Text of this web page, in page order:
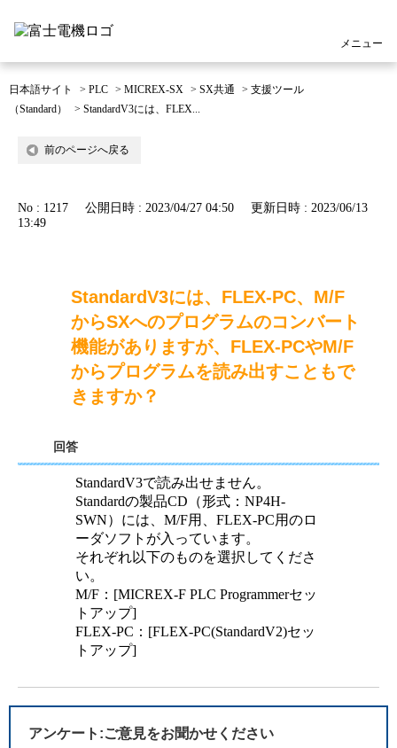
メニュー
日本語サイト > PLC > MICREX-SX > SX共通 > 支援ツール
（Standard）
> StandardV3には、FLEX...
前のページへ戻る
No : 1217 公開日時 : 2023/04/27 04:50
更新日時 : 2023/06/13
13:49
StandardV3には、FLEX-PC、M/F
からSXへのプログラムのコンバート
機能がありますが、FLEX-PCやM/F
からプログラムを読み出すこともで
きますか？
回答
StandardV3で読み出せません。
Standardの製品CD（形式：NP4H-
SWN）には、M/F用、FLEX-PC用のロ
ーダソフトが入っています。
それぞれ以下のものを選択してくださ
い。
M/F：[MICREX-F PLC Programmerセッ
トアップ]
FLEX-PC：[FLEX-PC(StandardV2)セッ
トアップ]
アンケート:ご意見をお聞かせください